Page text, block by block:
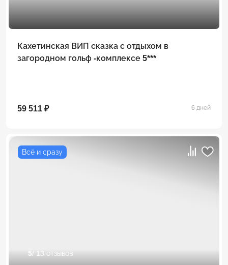
Кахетинская ВИП сказка с отдыхом в
загородном гольф -комплексе 5***
59 511 ₽ 6 дней
Всё и сразу
5/ 13 отзывов